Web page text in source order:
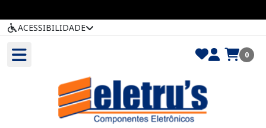
ACESSIBILIDADE
0